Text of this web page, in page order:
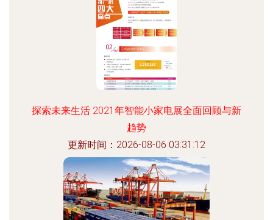
探索未来生活 2021年智能小家电展全面回顾与新
趋势
更新时间：2026-08-06 03:31:12